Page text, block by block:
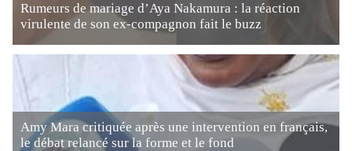
Rumeurs de mariage d’Aya Nakamura : la réaction
virulente de son ex-compagnon fait le buzz
Amy Mara critiquée après une intervention en français,
le débat relancé sur la forme et le fond